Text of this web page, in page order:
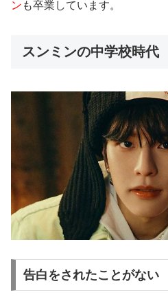
ン も卒業しています。
スンミンの中学校時代
告白をされたことがない